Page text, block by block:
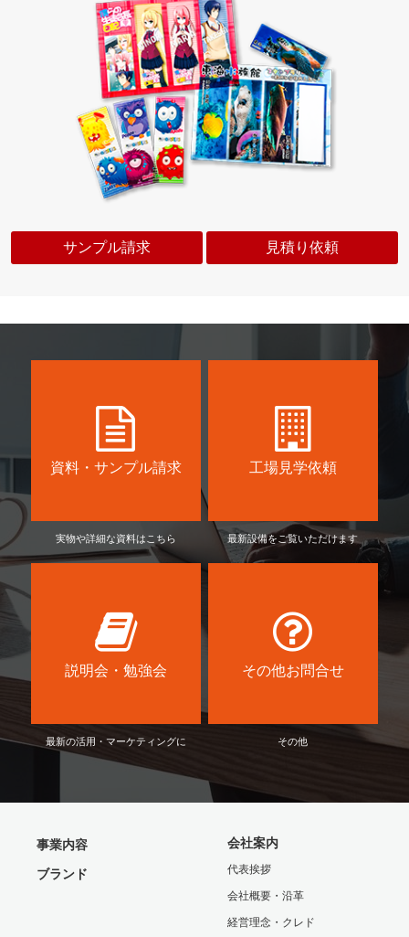
サンプル請求 見積り依頼
資料・サンプル請求
実物や詳細な資料はこちら
工場見学依頼
最新設備をご覧いただけます
説明会・勉強会
最新の活用・マーケティングに
その他お問合せ
その他
事業内容
ブランド
会社案内
代表挨拶
会社概要・沿革
経営理念・クレド